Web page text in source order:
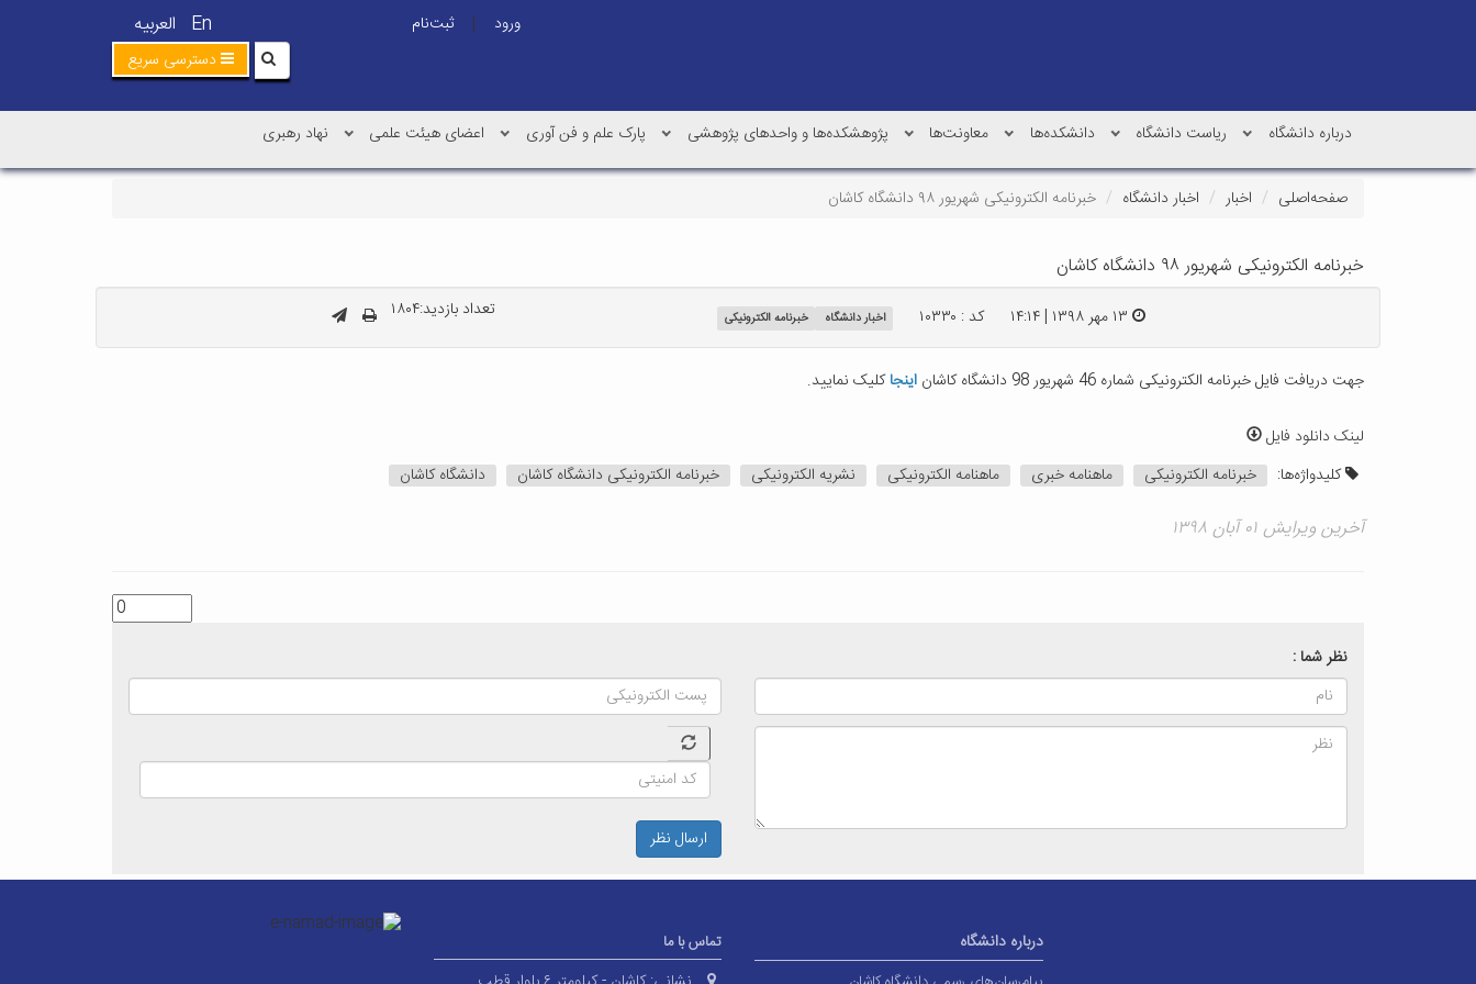
En العربیه ورود |
ثبت‌نام
دسترسی سریع
درباره دانشگاه ریاست دانشگاه دانشکده‌ها معاونت‌ها پژوهشکده‌ها و واحدهای پژوهشی پارک علم و فن آوری اعضای هیئت علمی نهاد رهبری
صفحه‌اصلی اخبار اخبار دانشگاه خبرنامه الکترونیکی شهریور ۹۸ دانشگاه کاشان
خبرنامه الکترونیکی شهریور ۹۸ دانشگاه کاشان
۱۳ مهر ۱۳۹۸ | ۱۴:۱۴ کد : ۱۰۳۳۰ اخبار دانشگاه خبرنامه الکترونیکی تعداد بازدید:۱۸۰۴
جهت دریافت فایل خبرنامه الکترونیکی شماره 46 شهریور 98 دانشگاه کاشان اینجاکلیک نمایید.
لینک دانلود فایل
کلیدواژه‌ها:
خبرنامه الکترونیکی ماهنامه خبری ماهنامه الکترونیکی نشریه الکترونیکی خبرنامه الکترونیکی دانشگاه کاشان دانشگاه کاشان
آخرین ویرایش ۰۱ آبان ۱۳۹۸
نظر شما :
ارسال نظر
درباره دانشگاه تماس با ما